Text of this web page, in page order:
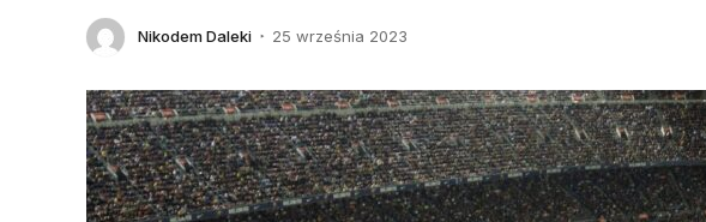
Nikodem Daleki 25 września 2023